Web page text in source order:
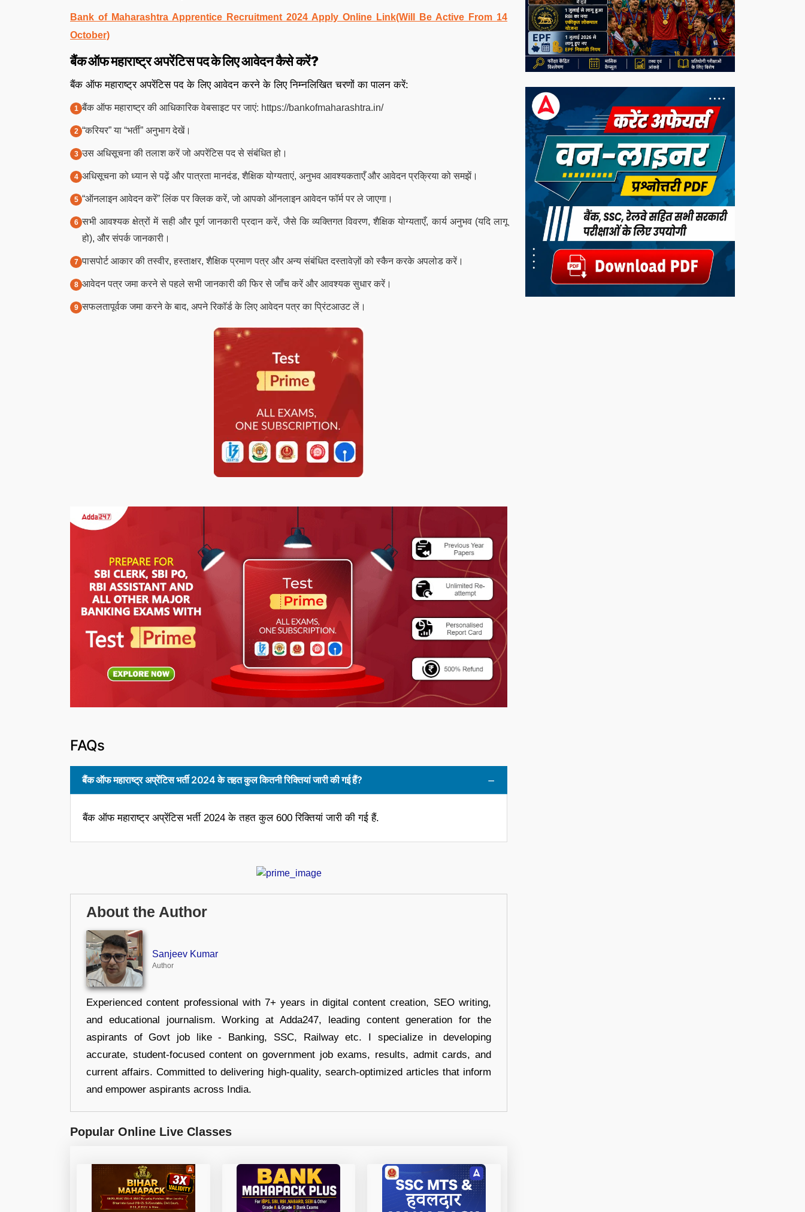
Bank of Maharashtra Apprentice Recruitment 2024 Apply Online Link(Will Be Active From 14
October)
बैंक ऑफ महाराष्ट्र अपरेंटिस पद के लिए आवेदन कैसे करें?
बैंक ऑफ महाराष्ट्र अपरेंटिस पद के लिए आवेदन करने के लिए निम्नलिखित चरणों का पालन करें:
बैंक ऑफ महाराष्ट्र की आधिकारिक वेबसाइट पर जाएं: https://bankofmaharashtra.in/
“करियर” या “भर्ती” अनुभाग देखें।
उस अधिसूचना की तलाश करें जो अपरेंटिस पद से संबंधित हो।
अधिसूचना को ध्यान से पढ़ें और पात्रता मानदंड, शैक्षिक योग्यताएं, अनुभव आवश्यकताएँ और आवेदन प्रक्रिया को समझें।
“ऑनलाइन आवेदन करें” लिंक पर क्लिक करें, जो आपको ऑनलाइन आवेदन फॉर्म पर ले जाएगा।
सभी आवश्यक क्षेत्रों में सही और पूर्ण जानकारी प्रदान करें, जैसे कि व्यक्तिगत विवरण, शैक्षिक योग्यताएँ, कार्य अनुभव (यदि लागू
हो), और संपर्क जानकारी।
पासपोर्ट आकार की तस्वीर, हस्ताक्षर, शैक्षिक प्रमाण पत्र और अन्य संबंधित दस्तावेज़ों को स्कैन करके अपलोड करें।
आवेदन पत्र जमा करने से पहले सभी जानकारी की फिर से जाँच करें और आवश्यक सुधार करें।
सफलतापूर्वक जमा करने के बाद, अपने रिकॉर्ड के लिए आवेदन पत्र का प्रिंटआउट लें।
FAQs
बैंक ऑफ महाराष्ट्र अप्रेंटिस भर्ती 2024 के तहत कुल कितनी रिक्तियां जारी की गई हैं?
बैंक ऑफ महाराष्ट्र अप्रेंटिस भर्ती 2024 के तहत कुल 600 रिक्तियां जारी की गई हैं.
About the Author
Sanjeev Kumar
Author
Experienced content professional with 7+ years in digital content creation, SEO writing,
and educational journalism. Working at Adda247, leading content generation for the
aspirants of Govt job like - Banking, SSC, Railway etc. I specialize in developing
accurate, student-focused content on government job exams, results, admit cards, and
current affairs. Committed to delivering high-quality, search-optimized articles that inform
and empower aspirants across India.
Popular Online Live Classes